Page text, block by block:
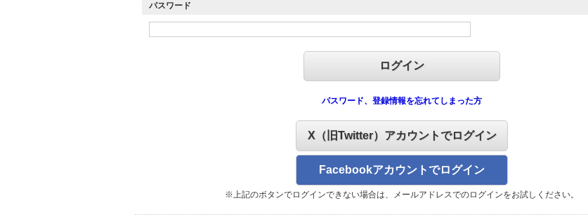
パスワード
パスワード、登録情報を忘れてしまった方
X（旧Twitter）アカウントでログイン
Facebookアカウントでログイン
※上記のボタンでログインできない場合は、メールアドレスでのログインをお試しください。